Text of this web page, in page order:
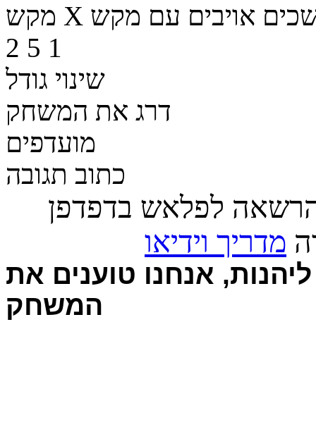
2 5 1
שינוי גודל
דרג את המשחק
מועדפים
כתוב תגובה
לפלאש בדפדפן
מדריך וידיאו
אנחנו טוענים את
המשחק